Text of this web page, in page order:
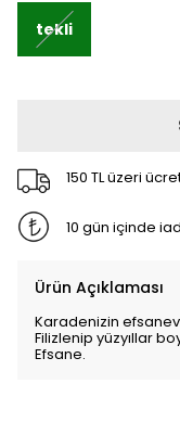
tekli
150 TL üzeri
10 gün içinde
Ürün Açıklaması
Karadenizin
Filizlenip yüzyıllar
Efsane.